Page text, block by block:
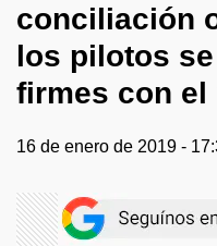
conciliación
los pilotos
firmes con el
16 de enero de 2019 -